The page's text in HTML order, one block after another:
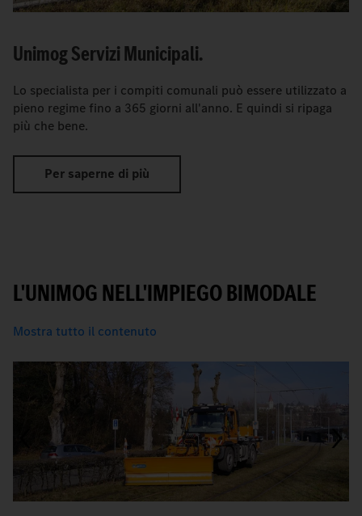
Unimog Servizi Municipali.
Lo specialista per i compiti comunali può essere utilizzato a
pieno regime fino a 365 giorni all'anno. E quindi si ripaga
più che bene.
Per saperne di più
L'UNIMOG NELL'IMPIEGO BIMODALE
Mostra tutto il contenuto